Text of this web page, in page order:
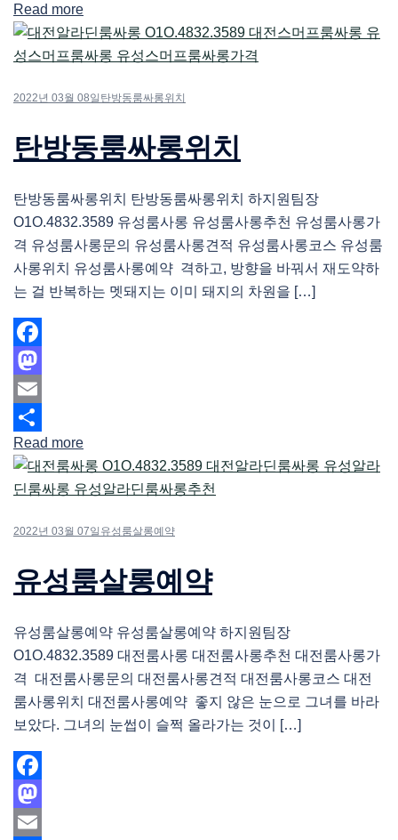
Share
Read more
2022년 03월 08일 탄방동룸싸롱위치
탄방동룸싸롱위치
탄방동룸싸롱위치 탄방동룸싸롱위치 하지원팀장
O1O.4832.3589 유성룸사롱 유성룸사롱추천 유성룸사롱가
격 유성룸사롱문의 유성룸사롱견적 유성룸사롱코스 유성룸
사롱위치 유성룸사롱예약 격하고, 방향을 바꿔서 재도약하
는 걸 반복하는 멧돼지는 이미 돼지의 차원을 […]
Facebook
Mastodon
Email
Share
Read more
2022년 03월 07일 유성룸살롱예약
유성룸살롱예약
유성룸살롱예약 유성룸살롱예약 하지원팀장
O1O.4832.3589 대전룸사롱 대전룸사롱추천 대전룸사롱가
격 대전룸사롱문의 대전룸사롱견적 대전룸사롱코스 대전
룸사롱위치 대전룸사롱예약 좋지 않은 눈으로 그녀를 바라
보았다. 그녀의 눈썹이 슬쩍 올라가는 것이 […]
Facebook
Mastodon